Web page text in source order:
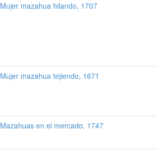
Mujer mazahua hilando, 1707
Mujer mazahua tejiendo, 1671
Mazahuas en el mercado, 1747